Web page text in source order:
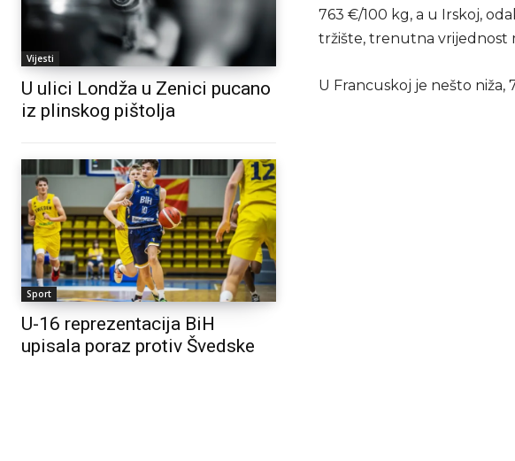
Vijesti
U ulici Londža u Zenici pucano
iz plinskog pištolja
Sport
U-16 reprezentacija BiH
upisala poraz protiv Švedske
763 €/100 kg, a u Irskoj,
tržište, trenutna vrijednost
U Francuskoj je nešto niža,